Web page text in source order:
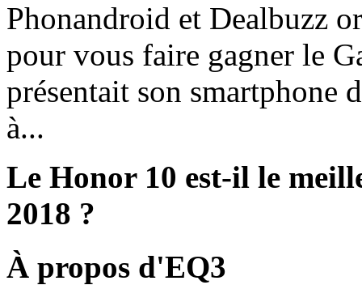
Phonandroid et Dealbuzz
pour vous faire gagner le
présentait son smartphone
à...
Le Honor 10 est-il le
2018 ?
À propos d'EQ3